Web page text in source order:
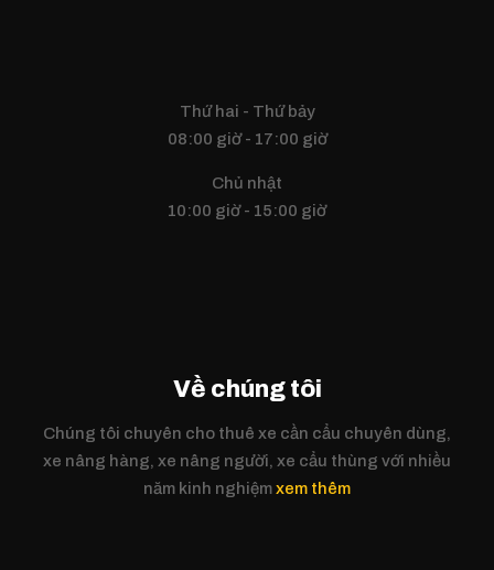
Thứ hai - Thứ bảy
08:00 giờ - 17:00 giờ
Chủ nhật
10:00 giờ - 15:00 giờ
Về chúng tôi
Chúng tôi chuyên cho thuê xe cần cẩu chuyên dùng,
xe nâng hàng, xe nâng người, xe cẩu thùng với nhiều
năm kinh nghiệmxem thêm